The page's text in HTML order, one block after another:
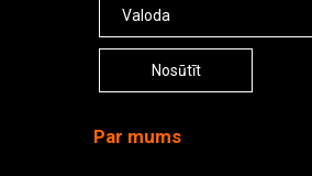
Nosūtīt
Par mums